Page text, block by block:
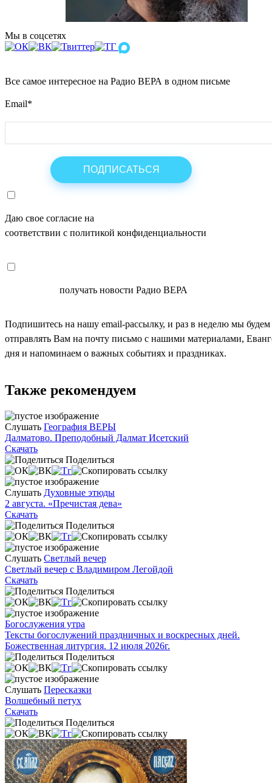
Мы в соцсетях
Все самое интересное на Радио ВЕРА в одном письме
Email*
Даю свое согласие на
соответствии с политикой конфиденциальности
получать новости Радио ВЕРА
Подпишитесь на нашу email-рассылку, и раз в неделю мы будем
отправлять Вам на почту письмо с нашими материалами,
дня и напоминаем о важных событиях и праздниках.
Также рекомендуем
Слушать География ВЕРЫ
Далматово. Преподобный Далмат Исетский
Скачать
Поделиться
Слушать Духовные этюды
2 августа. «Пречистая дева»
Скачать
Поделиться
Слушать Светлый вечер
Светлый вечер с Владимиром Легойдой
Скачать
Поделиться
Богослужения утра
Тексты богослужений праздничных и воскресных дней.
Божественная литургия. 12 июля 2026г.
Поделиться
Слушать Пересказки
Волшебный петух
Скачать
Поделиться